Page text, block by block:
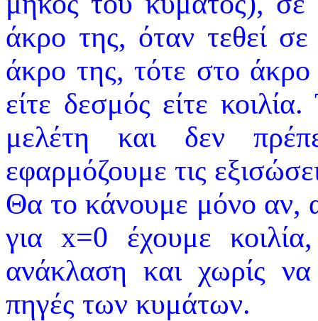
άκρο της, όταν τεθεί
άκρο της, τότε στο άκρο
είτε δεσμός είτε
μελέτη και δεν
εφαρμόζουμε τις
Θα το κάνουμε μόνο αν,
για x=0 έχουμε
ανάκλαση και χωρίς να
πηγές των κυμάτων.